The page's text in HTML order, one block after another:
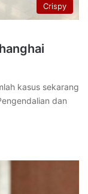
Crispy
kasus sekarang
dan